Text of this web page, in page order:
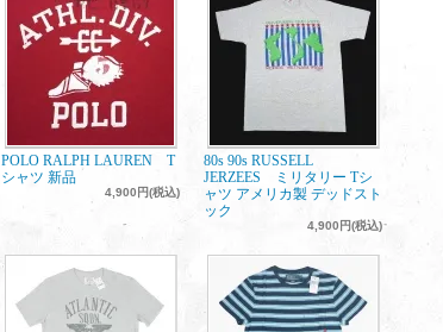
POLO RALPH LAUREN T
シャツ 新品
4,900円(税込)
80s 90s RUSSELL
JERZEES ミリタリー Tシ
ャツ アメリカ製 デッドスト
ック
4,900円(税込)